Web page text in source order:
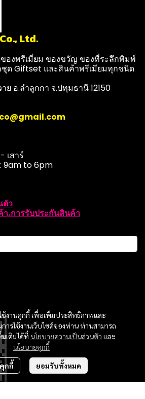
ช้งานคุกกี้ เพื่อเพิ่มประสิทธิภาพและ
ารใช้งานเว็บไซต์ของท่าน ท่านสามารถ
เติมได้ที่ นโยบายความเป็นส่วนตัว และ
นโยบายคุกกี้
กกี้ ยอมรับทั้งหมด
Ltd.
องพรีเมี่ยม ของขวัญ ของที่ระลึกพิมพ์
ด Giftset และสินค้าพรีเมียมทุกชนิด
อ.ลำลูกกา จ.ปทุมธานี 12150
เสาร์
9am to 6pm
ตัว
า,การรับประกันสินค้า